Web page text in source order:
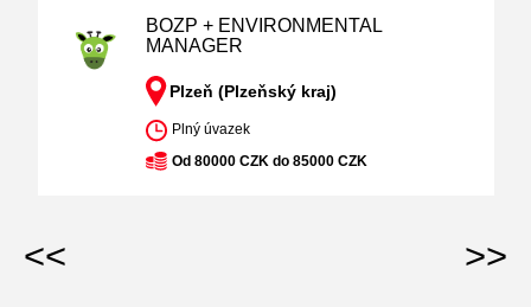
BOZP + ENVIRONMENTAL
MANAGER
Plzeň (Plzeňský kraj)
Plný úvazek
Od 80000 CZK do 85000 CZK
<< >>